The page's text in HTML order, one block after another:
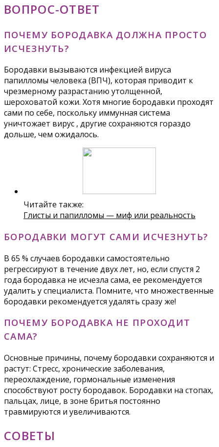
ВОПРОС-ОТВЕТ
ПОЧЕМУ БОРОДАВКА ДОЛЖНА ПРОСТО
ИСЧЕЗНУТЬ?
Бородавки вызываются инфекцией вируса
папилломы человека (ВПЧ), которая приводит к
чрезмерному разрастанию утолщенной,
шероховатой кожи. Хотя многие бородавки проходят
сами по себе, поскольку иммунная система
уничтожает вирус , другие сохраняются гораздо
дольше, чем ожидалось.
Читайте также:
Глисты и папилломы — миф или реальность
БОРОДАВКИ МОГУТ САМИ ИСЧЕЗНУТЬ?
В 65 % случаев бородавки самостоятельно
регрессируют в течение двух лет, но, если спустя 2
года бородавка не исчезла сама, ее рекомендуется
удалить у специалиста. Помните, что множественные
бородавки рекомендуется удалять сразу же!
ПОЧЕМУ БОРОДАВКА НЕ ПРОХОДИТ
САМА?
Основные причины, почему бородавки сохраняются и
растут: Стресс, хронические заболевания,
переохлаждение, гормональные изменения
способствуют росту бородавок. Бородавки на стопах,
пальцах, лице, в зоне бритья постоянно
травмируются и увеличиваются.
СОВЕТЫ